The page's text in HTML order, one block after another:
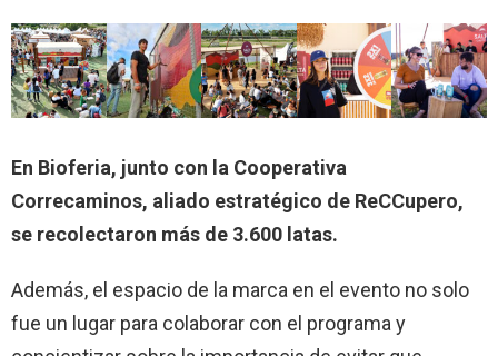
En Bioferia, junto con la Cooperativa
Correcaminos, aliado estratégico de ReCCupero,
se recolectaron más de 3.600 latas.
Además, el espacio de la marca en el evento no solo
fue un lugar para colaborar con el programa y